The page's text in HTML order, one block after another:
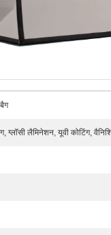
ग्लॉसी लैमिनेशन, यूवी कोटिंग,